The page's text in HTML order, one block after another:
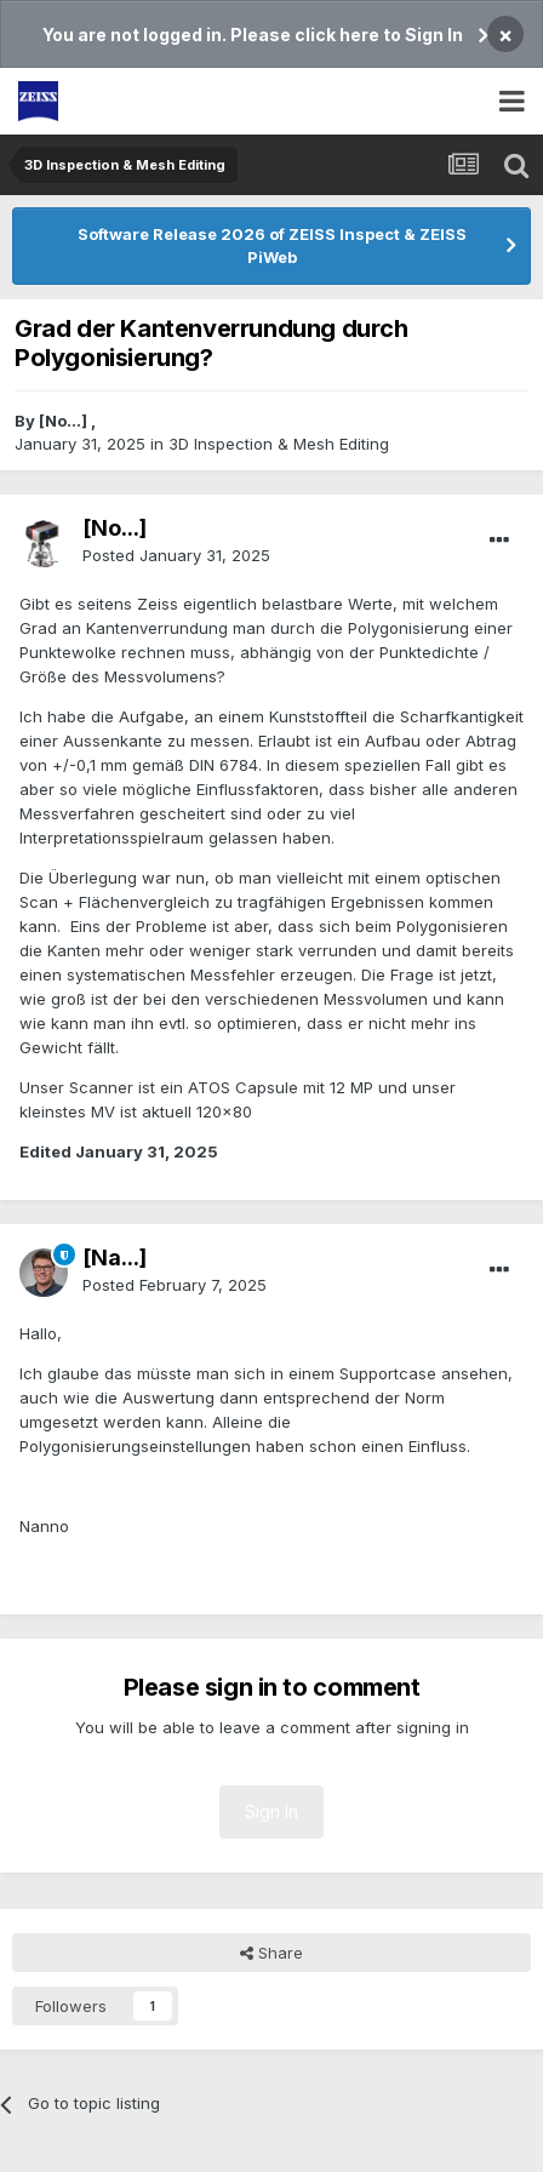
You are not logged in. Please click here to Sign In ×
3D Inspection & Mesh Editing​
Software Release 2026 of ZEISS Inspect & ZEISS
PiWeb
Grad der Kantenverrundung durch
Polygonisierung?
By [No...] ,
January 31, 2025 in 3D Inspection & Mesh Editing​
[No...]
Posted January 31, 2025
Gibt es seitens Zeiss eigentlich belastbare Werte, mit welchem
Grad an Kantenverrundung man durch die Polygonisierung einer
Punktewolke rechnen muss, abhängig von der Punktedichte /
Größe des Messvolumens?
Ich habe die Aufgabe, an einem Kunststoffteil die Scharfkantigkeit
einer Aussenkante zu messen. Erlaubt ist ein Aufbau oder Abtrag
von +/-0,1 mm gemäß DIN 6784. In diesem speziellen Fall gibt es
aber so viele mögliche Einflussfaktoren, dass bisher alle anderen
Messverfahren gescheitert sind oder zu viel
Interpretationsspielraum gelassen haben.
Die Überlegung war nun, ob man vielleicht mit einem optischen
Scan + Flächenvergleich zu tragfähigen Ergebnissen kommen
kann. Eins der Probleme ist aber, dass sich beim Polygonisieren
die Kanten mehr oder weniger stark verrunden und damit bereits
einen systematischen Messfehler erzeugen. Die Frage ist jetzt,
wie groß ist der bei den verschiedenen Messvolumen und kann
wie kann man ihn evtl. so optimieren, dass er nicht mehr ins
Gewicht fällt.
Unser Scanner ist ein ATOS Capsule mit 12 MP und unser
kleinstes MV ist aktuell 120x80
Edited January 31, 2025
[Na...]
Posted February 7, 2025
Hallo,
Ich glaube das müsste man sich in einem Supportcase ansehen,
auch wie die Auswertung dann entsprechend der Norm
umgesetzt werden kann. Alleine die
Polygonisierungseinstellungen haben schon einen Einfluss.
Nanno
Please sign in to comment
You will be able to leave a comment after signing in
Share
Followers 1
Go to topic listing